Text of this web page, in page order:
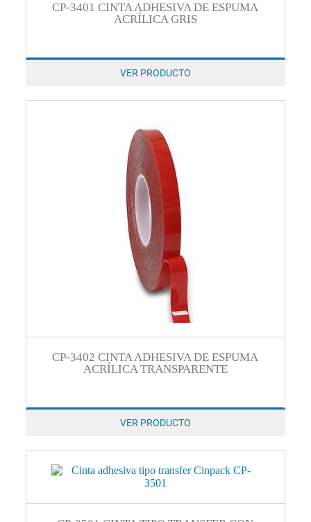
CP-3401 CINTA ADHESIVA DE ESPUMA
ACRÍLICA GRIS
VER PRODUCTO
CP-3402 CINTA ADHESIVA DE ESPUMA
ACRÍLICA TRANSPARENTE
VER PRODUCTO